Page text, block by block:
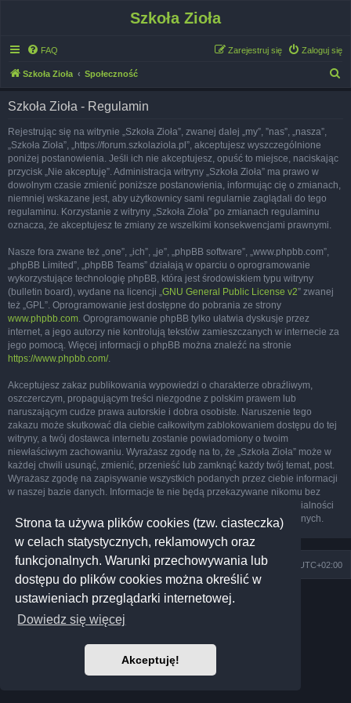
Strona ta używa plików cookies (tzw. ciasteczka)
w celach statystycznych, reklamowych oraz
funkcjonalnych. Warunki przechowywania lub
dostępu do plików cookies można określić w
ustawieniach przeglądarki internetowej.
Dowiedz się więcej
Akceptuję!
Szkoła Zioła
FAQ Zaloguj się
Zarejestruj się
Szkoła Zioła Społeczność
Szkoła Zioła - Regulamin
Rejestrując się na witrynie „Szkoła Zioła”, zwanej dalej „my”, ”nas”, „nasza”,
„Szkoła Zioła”, „https://forum.szkolaziola.pl”, akceptujesz wyszczególnione
poniżej postanowienia. Jeśli ich nie akceptujesz, opuść to miejsce, naciskając
przycisk „Nie akceptuję”. Administracja witryny „Szkoła Zioła” ma prawo w
dowolnym czasie zmienić poniższe postanowienia, informując cię o zmianach,
niemniej wskazane jest, aby użytkownicy sami regularnie zaglądali do tego
regulaminu. Korzystanie z witryny „Szkoła Zioła” po zmianach regulaminu
oznacza, że akceptujesz te zmiany ze wszelkimi konsekwencjami prawnymi.
Nasze fora zwane też „one”, „ich”, „je”, „phpBB software”, „www.phpbb.com”,
„phpBB Limited”, „phpBB Teams” działają w oparciu o oprogramowanie
wykorzystujące technologię phpBB, która jest środowiskiem typu witryny
(bulletin board), wydane na licencji „GNU General Public License v2” zwanej
też „GPL”. Oprogramowanie jest dostępne do pobrania ze strony
www.phpbb.com. Oprogramowanie phpBB tylko ułatwia dyskusje przez
internet, a jego autorzy nie kontrolują tekstów zamieszczanych w internecie za
jego pomocą. Więcej informacji o phpBB można znaleźć na stronie
https://www.phpbb.com/.
Akceptujesz zakaz publikowania wypowiedzi o charakterze obraźliwym,
oszczerczym, propagującym treści niezgodne z polskim prawem lub
naruszającym cudze prawa autorskie i dobra osobiste. Naruszenie tego
zakazu może skutkować dla ciebie całkowitym zablokowaniem dostępu do tej
witryny, a twój dostawca internetu zostanie powiadomiony o twoim
niewłaściwym zachowaniu. Wyrażasz zgodę na to, że „Szkoła Zioła” może w
każdej chwili usunąć, zmienić, przenieść lub zamknąć każdy twój temat, post.
Wyrażasz zgodę na zapisywanie wszystkich podanych przez ciebie informacji
w naszej bazie danych. Informacje te nie będą przekazywane nikomu bez
twojej zgody, ale ani „Szkoła Zioła”, ani phpBB nie ponosi odpowiedzialności
za włamania do witryny, podczas których może dojść do kradzieży danych.
Szkoła Zioła Społeczność Strefa czasowa UTC+02:00
Technologię dostarcza phpBB® Forum Software © phpBB Limited
Prosilver Dark Edition by
Premium phpBB Styles
Polski pakiet językowy dostarcza